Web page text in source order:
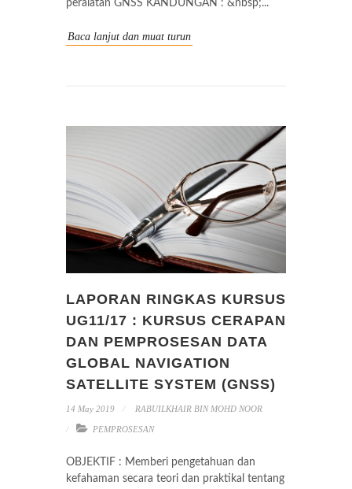
peralatan GNSS KANDUNGAN : &nbsp;...
Baca lanjut dan muat turun
LAPORAN RINGKAS KURSUS
UG11/17 : KURSUS CERAPAN
DAN PEMPROSESAN DATA
GLOBAL NAVIGATION
SATELLITE SYSTEM (GNSS)
14 May 2019 RABUILKHAIR BIN MOHD NOOR
PEMPROSESAN
OBJEKTIF : Memberi pengetahuan dan
kefahaman secara teori dan praktikal tentang